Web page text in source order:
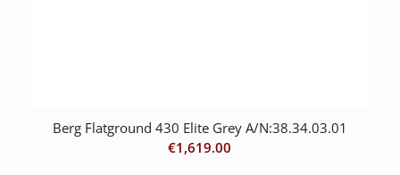
Berg Flatground 430 Elite Grey A/N:38.34.03.01
€1,619.00